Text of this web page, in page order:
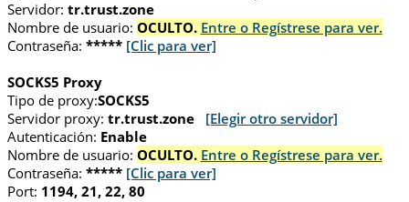
Servidor: tr.trust.zone
Nombre de usuario: OCULTO. Entre o Regístrese para ver.
Contraseña: ***** [Clic para ver]
SOCKS5 Proxy
Tipo de proxy:SOCKS5
Servidor proxy: tr.trust.zone
[Elegir otro servidor]
Autenticación: Enable
Nombre de usuario: OCULTO. Entre o Regístrese para ver.
Contraseña: ***** [Clic para ver]
Port: 1194, 21, 22, 80